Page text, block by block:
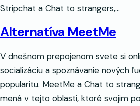
Stripchat a Chat to strangers,…
Alternatíva MeetMe
V dnešnom prepojenom svete si
socializáciu a spoznávanie nových
popularitu. MeetMe a Chat to
mená v tejto oblasti, ktoré svojim